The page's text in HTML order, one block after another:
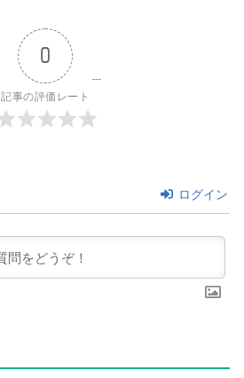
0
記事の評価レート
ログイン